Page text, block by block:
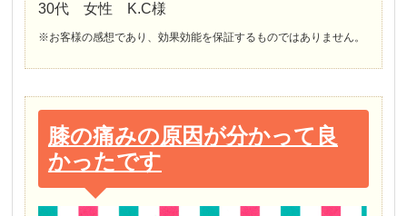
30代 女性 K.C様
※お客様の感想であり、効果効能を保証するものではありません。
膝の痛みの原因が分かって良
かったです